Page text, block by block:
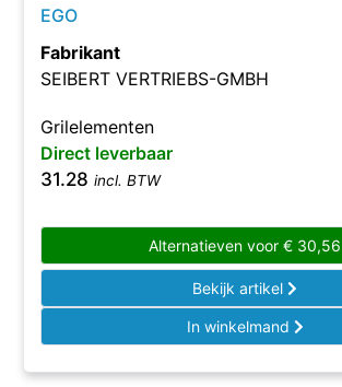
EGO
Fabrikant
SEIBERT VERTRIEBS-GMBH
Grilelementen
Direct leverbaar
31.28 incl. BTW
Alternatieven voor € 30,56
Bekijk artikel
In winkelmand